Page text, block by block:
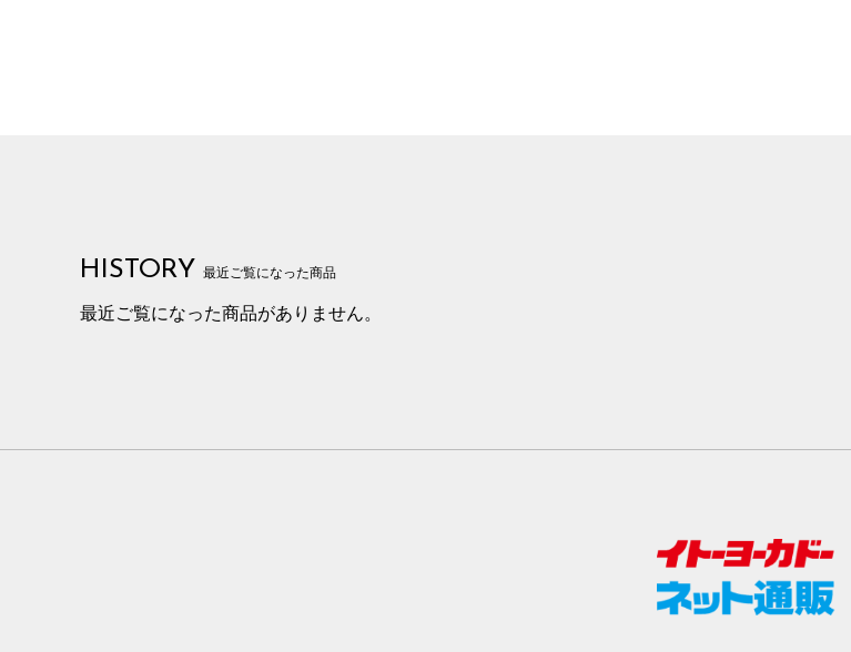
HISTORY 最近ご覧になった商品
最近ご覧になった商品がありません。